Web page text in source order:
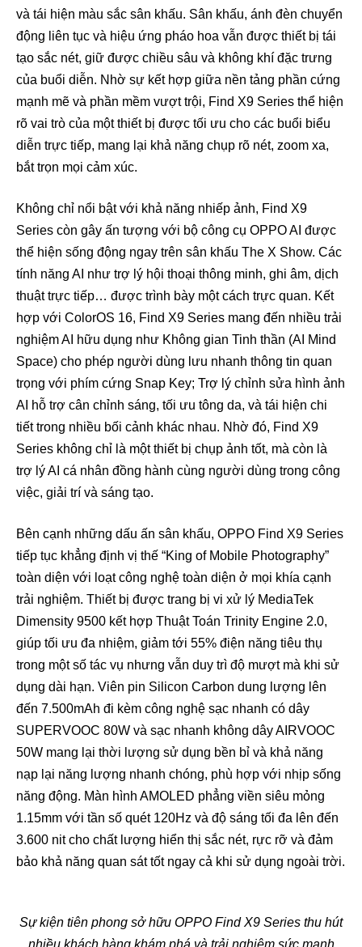
và tái hiện màu sắc sân khấu. Sân khấu, ánh đèn chuyển
động liên tục và hiệu ứng pháo hoa vẫn được thiết bị tái
tạo sắc nét, giữ được chiều sâu và không khí đặc trưng
của buổi diễn. Nhờ sự kết hợp giữa nền tảng phần cứng
mạnh mẽ và phần mềm vượt trội, Find X9 Series thể hiện
rõ vai trò của một thiết bị được tối ưu cho các buổi biểu
diễn trực tiếp, mang lại khả năng chụp rõ nét, zoom xa,
bắt trọn mọi cảm xúc.
Không chỉ nổi bật với khả năng nhiếp ảnh, Find X9
Series còn gây ấn tượng với bộ công cụ OPPO AI được
thể hiện sống động ngay trên sân khấu The X Show. Các
tính năng AI như trợ lý hội thoại thông minh, ghi âm, dịch
thuật trực tiếp… được trình bày một cách trực quan. Kết
hợp với ColorOS 16, Find X9 Series mang đến nhiều trải
nghiệm AI hữu dụng như Không gian Tinh thần (AI Mind
Space) cho phép người dùng lưu nhanh thông tin quan
trọng với phím cứng Snap Key; Trợ lý chỉnh sửa hình ảnh
AI hỗ trợ cân chỉnh sáng, tối ưu tông da, và tái hiện chi
tiết trong nhiều bối cảnh khác nhau. Nhờ đó, Find X9
Series không chỉ là một thiết bị chụp ảnh tốt, mà còn là
trợ lý AI cá nhân đồng hành cùng người dùng trong công
việc, giải trí và sáng tạo.
Bên cạnh những dấu ấn sân khấu, OPPO Find X9 Series
tiếp tục khẳng định vị thế “King of Mobile Photography”
toàn diện với loạt công nghệ toàn diện ở mọi khía cạnh
trải nghiệm. Thiết bị được trang bị vi xử lý MediaTek
Dimensity 9500 kết hợp Thuật Toán Trinity Engine 2.0,
giúp tối ưu đa nhiệm, giảm tới 55% điện năng tiêu thụ
trong một số tác vụ nhưng vẫn duy trì độ mượt mà khi sử
dụng dài hạn. Viên pin Silicon Carbon dung lượng lên
đến 7.500mAh đi kèm công nghệ sạc nhanh có dây
SUPERVOOC 80W và sạc nhanh không dây AIRVOOC
50W mang lại thời lượng sử dụng bền bỉ và khả năng
nạp lại năng lượng nhanh chóng, phù hợp với nhịp sống
năng động. Màn hình AMOLED phẳng viền siêu mỏng
1.15mm với tần số quét 120Hz và độ sáng tối đa lên đến
3.600 nit cho chất lượng hiển thị sắc nét, rực rỡ và đảm
bảo khả năng quan sát tốt ngay cả khi sử dụng ngoài trời.
Sự kiện tiên phong sở hữu OPPO Find X9 Series thu hút
nhiều khách hàng khám phá và trải nghiệm sức mạnh